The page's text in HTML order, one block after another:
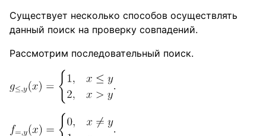
Существует несколько способов осуществлять
данный поиск на проверку совпадений.
Рассмотрим последовательный поиск.
.
.